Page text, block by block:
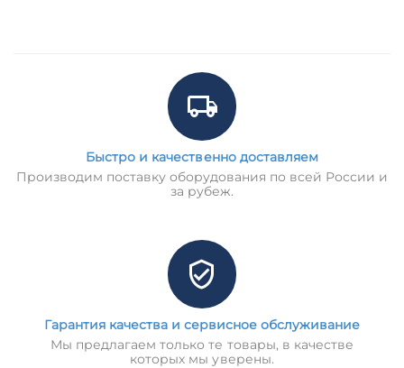
Быстро и качественно доставляем
Производим поставку оборудования по всей России и
за рубеж.
Гарантия качества и сервисное обслуживание
Мы предлагаем только те товары, в качестве
которых мы уверены.